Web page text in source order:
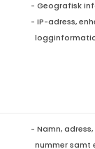
- Geografisk
- IP-adress,
logg
- Namn,
nummer samt